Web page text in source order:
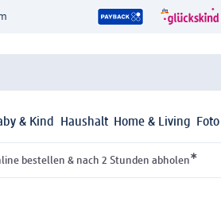
& Kind Haushalt Home & Living Foto
bestellen & nach 2 Stunden abholen*